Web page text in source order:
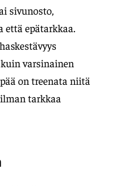
sivunosto,
että epätarkkaa.
varsinainen
on treenata niitä
tarkkaa